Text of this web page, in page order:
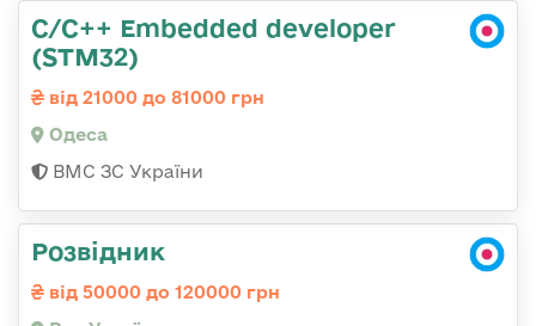
C/C++ Embedded developer
(STM32)
від 21000 до 81000 грн
Одеса
ВМС ЗС України
Розвідник
від 50000 до 120000 грн